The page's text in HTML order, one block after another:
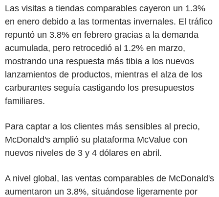
Las visitas a tiendas comparables cayeron un 1.3%
en enero debido a las tormentas invernales. El tráfico
repuntó un 3.8% en febrero gracias a la demanda
acumulada, pero retrocedió al 1.2% en marzo,
mostrando una respuesta más tibia a los nuevos
lanzamientos de productos, mientras el alza de los
carburantes seguía castigando los presupuestos
familiares.
Para captar a los clientes más sensibles al precio,
McDonald's amplió su plataforma McValue con
nuevos niveles de 3 y 4 dólares en abril.
A nivel global, las ventas comparables de McDonald's
aumentaron un 3.8%, situándose ligeramente por